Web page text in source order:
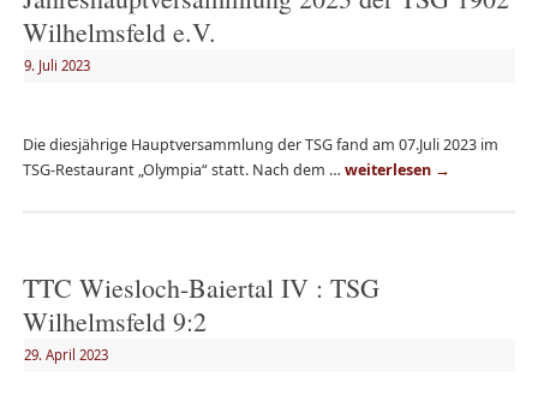
Wilhelmsfeld e.V.
9. Juli 2023
Die diesjährige Hauptversammlung der TSG fand am 07.Juli 2023 im
TSG-Restaurant „Olympia“ statt. Nach dem … weiterlesen →
TTC Wiesloch-Baiertal IV : TSG
Wilhelmsfeld 9:2
29. April 2023